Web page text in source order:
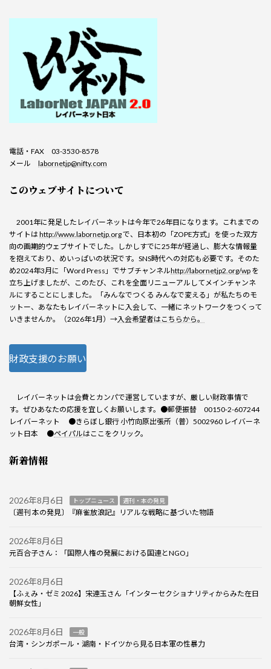
電話・FAX 03-3530-8578
メール labornetjp@nifty.com
このウェブサイトについて
2001年に発足したレイバーネットは今年で26年目になります。これまでの
サイトはhttp://www.labornetjp.orgで、日本初の「ZOPE方式」を使った双方
向の画期的ウェブサイトでした。しかしすでに25年が経過し、膨大な情報量
を抱えており、めいっぱいの状況です。SNS時代への対応も必要です。そのた
め2024年3月に「Word Press」でサブチャンネルhttp://labornetjp2.org/wp を
立ち上げましたが、このたび、これを全面リニューアルしてメインチャンネ
ルにすることにしました。「みんなでつくる みんなで変える」が私たちのモ
ットー、あなたもレイバーネットに入会して、一緒にネットワークをつくって
いきませんか。（2026年1月）→入会希望者はこちらから。
財政支援のお願い
レイバーネットは会費とカンパで運営していますが、厳しい財政事情で
す。ぜひあなたの応援を宜しくお願いします。●郵便振替 00150-2-607244
レイバーネット ●きらぼし銀行 小竹向原出張所（普）5002960 レイバーネ
ット日本 ●ペイパルはここをクリック。
新着情報
2026年8月6日 トップニュース 週刊・本の発見
〔週刊 本の発見〕『麻雀放浪記』リアルな戦略に基づいた物語
2026年8月6日
元百合子さん：「国際人権の発展における国連とNGO」
2026年8月6日
【ふぇみ・ゼミ 2026】宋連玉さん「インターセクショナリティからみた在日
朝鮮女性」
2026年8月6日 一般
台湾・シンガポール・湖南・ドイツから見る日本軍の性暴力